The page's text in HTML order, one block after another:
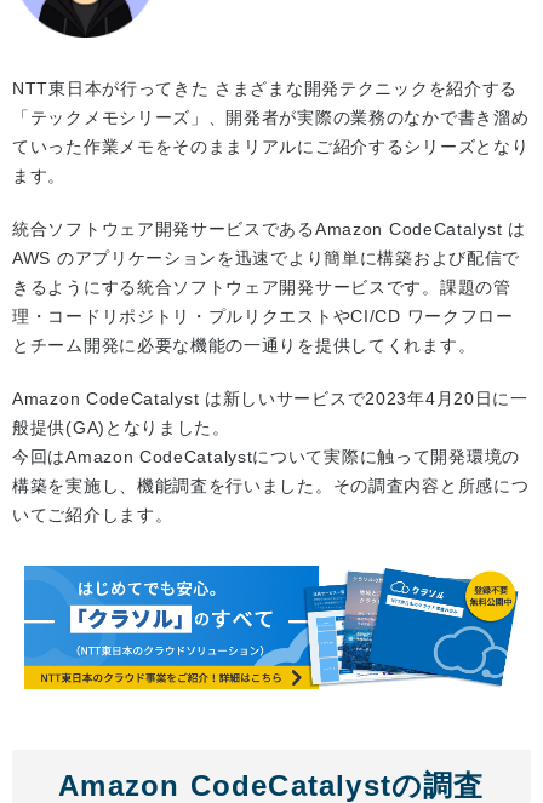
NTT東日本が行ってきた さまざまな開発テクニックを紹介する
「テックメモシリーズ」、開発者が実際の業務のなかで書き溜め
ていった作業メモをそのままリアルにご紹介するシリーズとなり
ます。
統合ソフトウェア開発サービスであるAmazon CodeCatalyst は
AWS のアプリケーションを迅速でより簡単に構築および配信で
きるようにする統合ソフトウェア開発サービスです。課題の管
理・コードリポジトリ・プルリクエストやCI/CD ワークフロー
とチーム開発に必要な機能の一通りを提供してくれます。
Amazon CodeCatalyst は新しいサービスで2023年4月20日に一
般提供(GA)となりました。
今回はAmazon CodeCatalystについて実際に触って開発環境の
構築を実施し、機能調査を行いました。その調査内容と所感につ
いてご紹介します。
Amazon CodeCatalystの調査